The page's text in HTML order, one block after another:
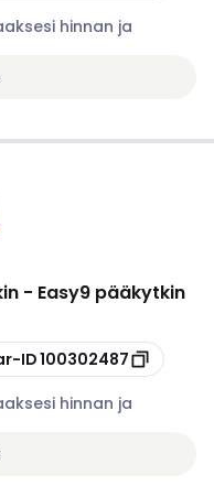
hinnan ja
- Easy9 pääkytkin
ID100302487
hinnan ja